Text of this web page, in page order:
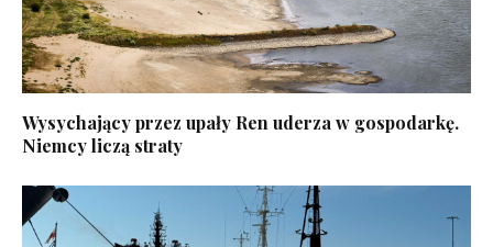
Wysychający przez upały Ren uderza w gospodarkę.
Niemcy liczą straty